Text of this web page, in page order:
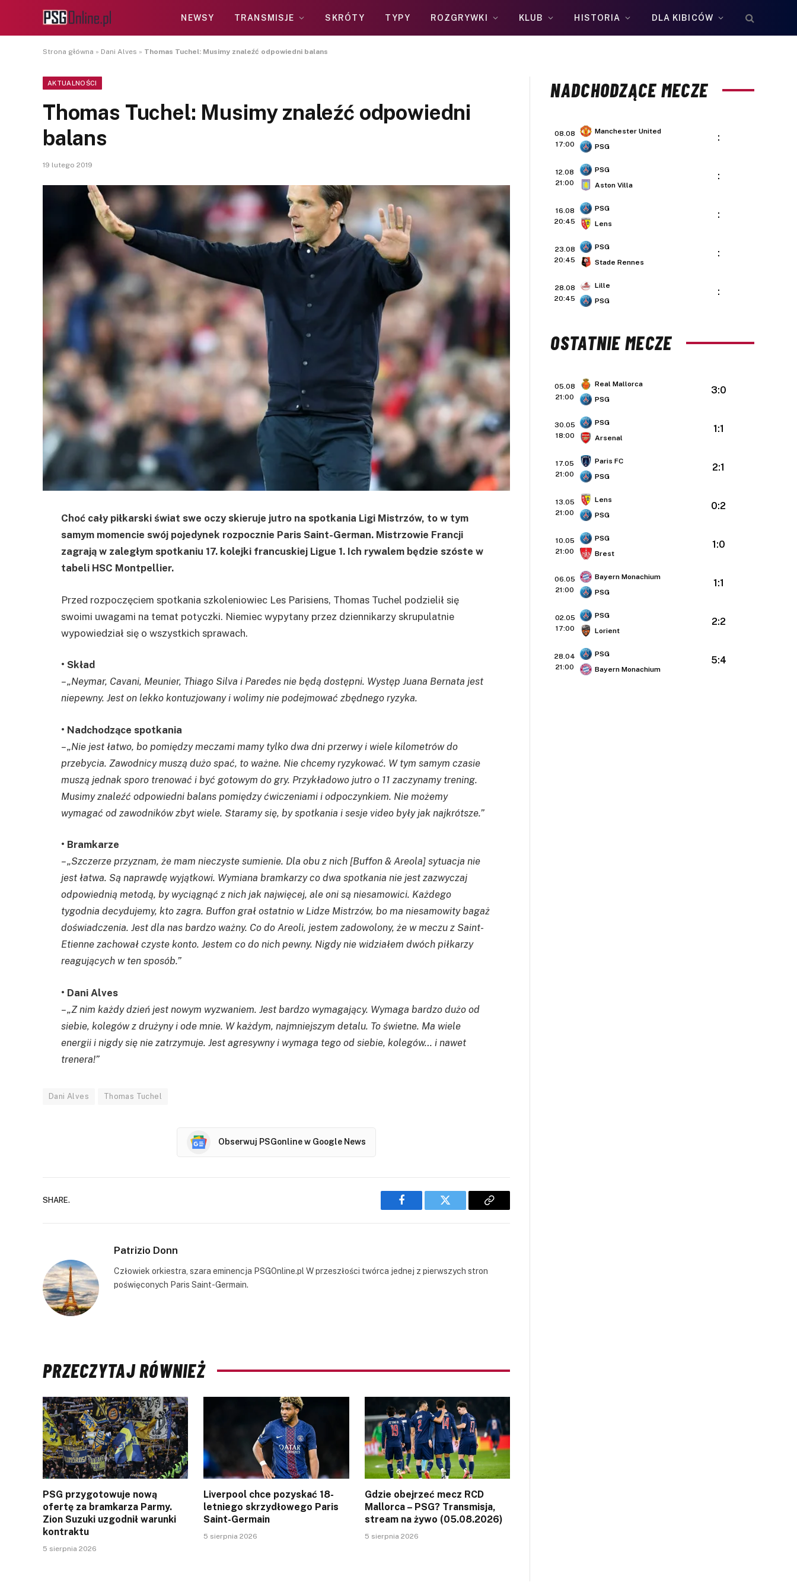
NEWSY TRANSMISJE SKRÓTY TYPY ROZGRYWKI KLUB HISTORIA DLA KIBICÓW
Strona główna » Dani Alves » Thomas Tuchel: Musimy znaleźć odpowiedni balans
AKTUALNOŚCI
Thomas Tuchel: Musimy znaleźć odpowiedni
balans
19 lutego 2019
Choć cały piłkarski świat swe oczy skieruje jutro na spotkania Ligi Mistrzów, to w tym
samym momencie swój pojedynek rozpocznie Paris Saint-German. Mistrzowie Francji
zagrają w zaległym spotkaniu 17. kolejki francuskiej Ligue 1. Ich rywalem będzie szóste w
tabeli HSC Montpellier.
Przed rozpoczęciem spotkania szkoleniowiec Les Parisiens, Thomas Tuchel podzielił się
swoimi uwagami na temat potyczki. Niemiec wypytany przez dziennikarzy skrupulatnie
wypowiedział się o wszystkich sprawach.
• Skład
– „Neymar, Cavani, Meunier, Thiago Silva i Paredes nie będą dostępni. Występ Juana Bernata jest
niepewny. Jest on lekko kontuzjowany i wolimy nie podejmować zbędnego ryzyka.
• Nadchodzące spotkania
– „Nie jest łatwo, bo pomiędzy meczami mamy tylko dwa dni przerwy i wiele kilometrów do
przebycia. Zawodnicy muszą dużo spać, to ważne. Nie chcemy ryzykować. W tym samym czasie
muszą jednak sporo trenować i być gotowym do gry. Przykładowo jutro o 11 zaczynamy trening.
Musimy znaleźć odpowiedni balans pomiędzy ćwiczeniami i odpoczynkiem. Nie możemy
wymagać od zawodników zbyt wiele. Staramy się, by spotkania i sesje video były jak najkrótsze.”
• Bramkarze
– „Szczerze przyznam, że mam nieczyste sumienie. Dla obu z nich [Buffon & Areola] sytuacja nie
jest łatwa. Są naprawdę wyjątkowi. Wymiana bramkarzy co dwa spotkania nie jest zazwyczaj
odpowiednią metodą, by wyciągnąć z nich jak najwięcej, ale oni są niesamowici. Każdego
tygodnia decydujemy, kto zagra. Buffon grał ostatnio w Lidze Mistrzów, bo ma niesamowity bagaż
doświadczenia. Jest dla nas bardzo ważny. Co do Areoli, jestem zadowolony, że w meczu z Saint-
Etienne zachował czyste konto. Jestem co do nich pewny. Nigdy nie widziałem dwóch piłkarzy
reagujących w ten sposób.”
• Dani Alves
– „Z nim każdy dzień jest nowym wyzwaniem. Jest bardzo wymagający. Wymaga bardzo dużo od
siebie, kolegów z drużyny i ode mnie. W każdym, najmniejszym detalu. To świetne. Ma wiele
energii i nigdy się nie zatrzymuje. Jest agresywny i wymaga tego od siebie, kolegów… i nawet
trenera!”
Dani Alves Thomas Tuchel
Obserwuj PSGonline w Google News
SHARE.
Facebook Twitter
Copy
Patrizio Donn
Człowiek orkiestra, szara eminencja PSGOnline.pl W przeszłości twórca jednej z pierwszych stron
poświęconych Paris Saint-Germain.
PRZECZYTAJ RÓWNIEŻ
PSG przygotowuje nową
ofertę za bramkarza Parmy.
Zion Suzuki uzgodnił warunki
kontraktu
5 sierpnia 2026
Liverpool chce pozyskać 18-
letniego skrzydłowego Paris
Saint-Germain
5 sierpnia 2026
Gdzie obejrzeć mecz RCD
Mallorca – PSG? Transmisja,
stream na żywo (05.08.2026)
5 sierpnia 2026
NADCHODZĄCE MECZE
08.08
17:00
Manchester United
PSG
:
12.08
21:00
PSG
Aston Villa
:
16.08
20:45
PSG
Lens
:
23.08
20:45
PSG
Stade Rennes
:
28.08
20:45
Lille
PSG
:
OSTATNIE MECZE
05.08
21:00
Real Mallorca
PSG
3:0
30.05
18:00
PSG
Arsenal
1:1
17.05
21:00
Paris FC
PSG
2:1
13.05
21:00
Lens
PSG
0:2
10.05
21:00
PSG
Brest
1:0
06.05
21:00
Bayern Monachium
PSG
1:1
02.05
17:00
PSG
Lorient
2:2
28.04
21:00
PSG
Bayern Monachium
5:4